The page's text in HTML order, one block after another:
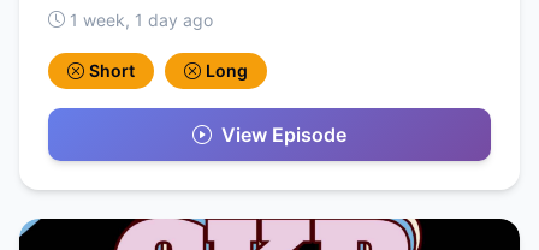
1 week, 1 day ago
Short Long
View Episode